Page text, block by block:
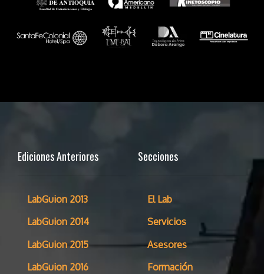
Ediciones Anteriores
LabGuion 2013
LabGuion 2014
LabGuion 2015
LabGuion 2016
Secciones
El Lab
Servicios
Asesores
Formación